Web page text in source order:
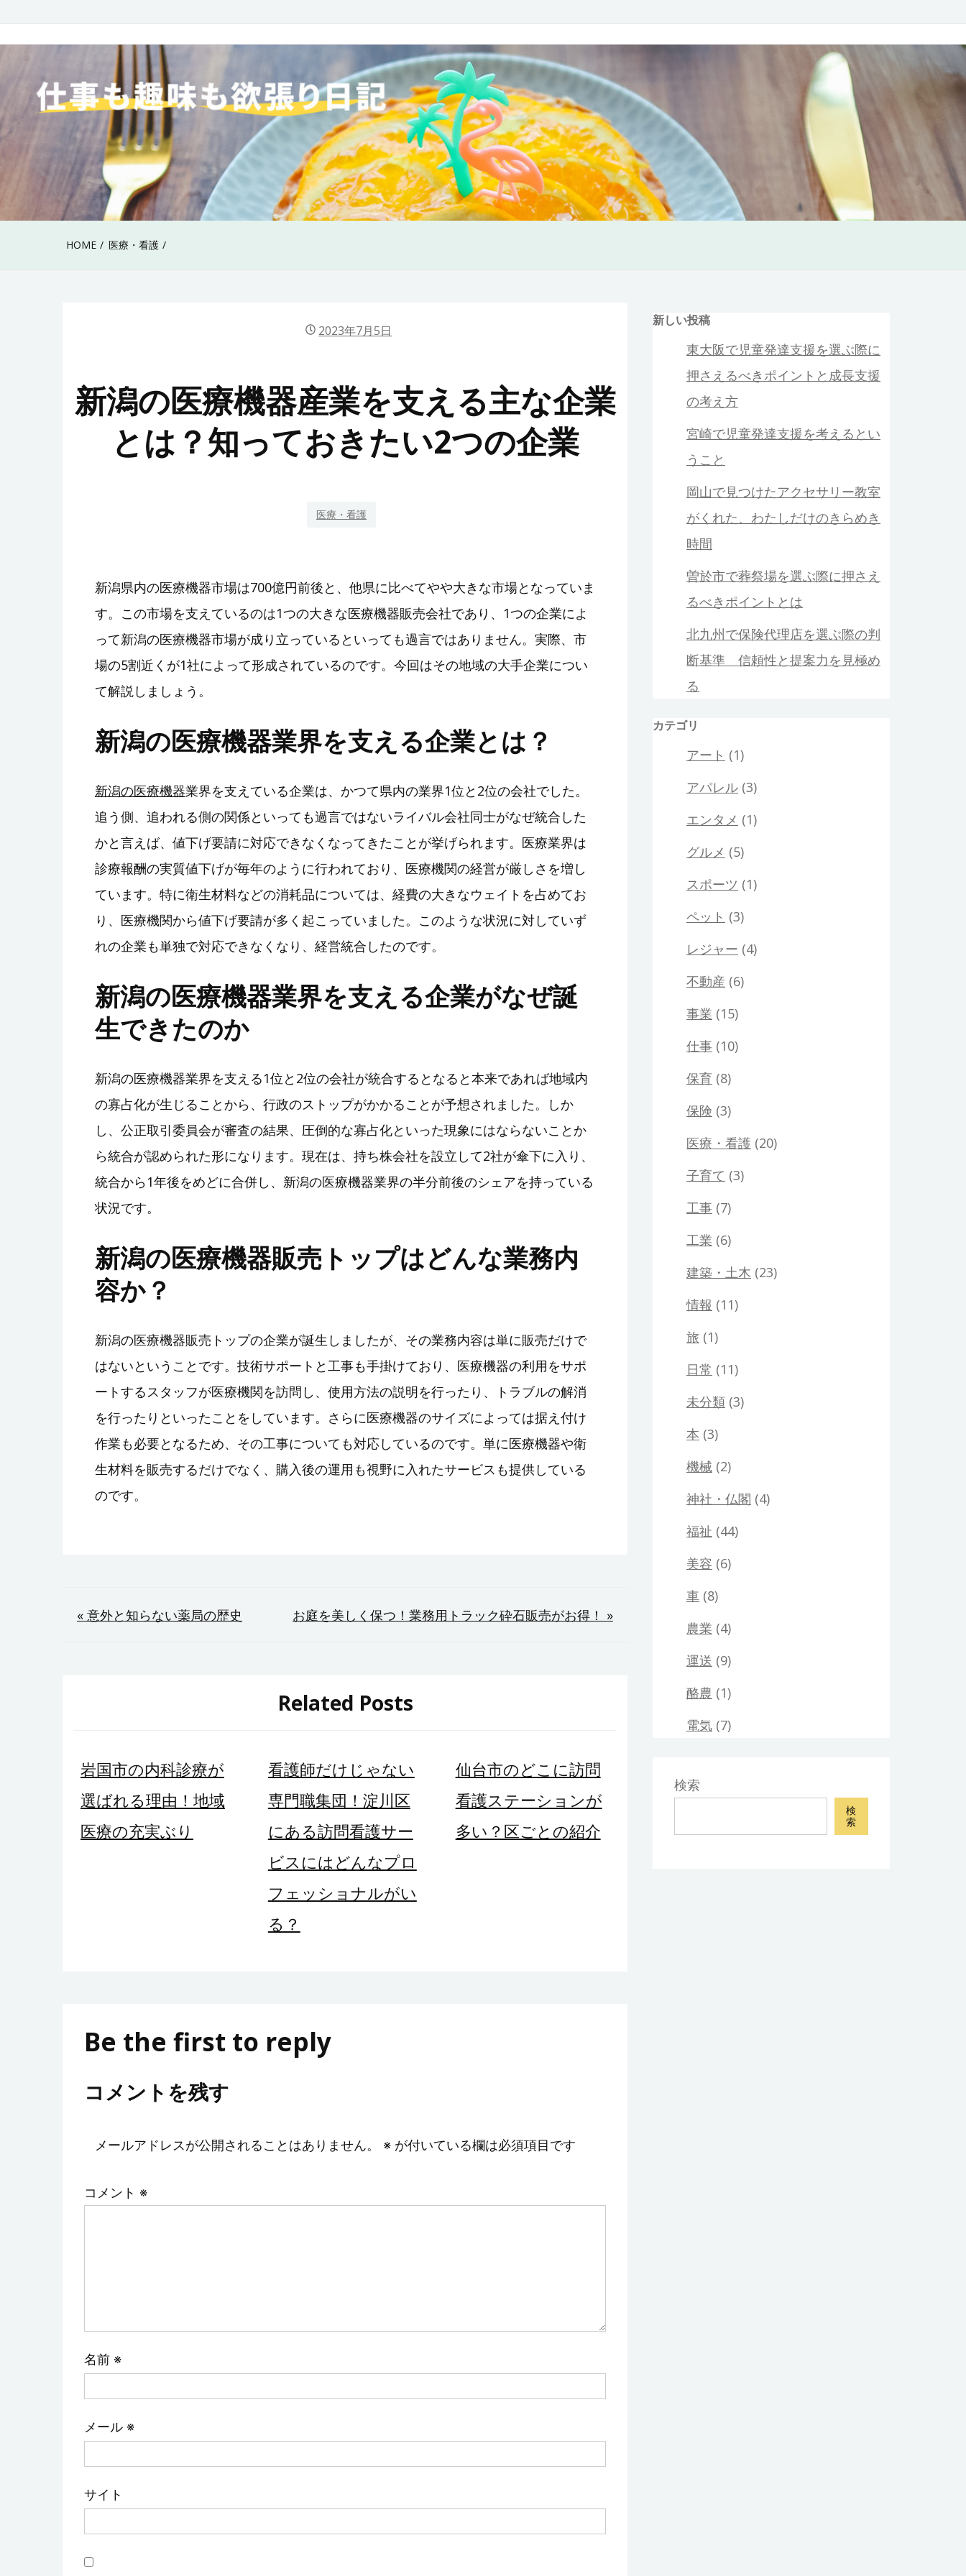
content
40代女性の仕事も趣味も欲張り日記
HOME 医療・看護
2023年7月5日
新潟の医療機器産業を支える主な企業
とは？知っておきたい2つの企業
医療・看護
新潟県内の医療機器市場は700億円前後と、他県に比べてやや大きな市場となっていま
す。この市場を支えているのは1つの大きな医療機器販売会社であり、1つの企業によ
って新潟の医療機器市場が成り立っているといっても過言ではありません。実際、市
場の5割近くが1社によって形成されているのです。今回はその地域の大手企業につい
て解説しましょう。
新潟の医療機器業界を支える企業とは？
新潟の医療機器業界を支えている企業は、かつて県内の業界1位と2位の会社でした。
追う側、追われる側の関係といっても過言ではないライバル会社同士がなぜ統合した
かと言えば、値下げ要請に対応できなくなってきたことが挙げられます。医療業界は
診療報酬の実質値下げが毎年のように行われており、医療機関の経営が厳しさを増し
ています。特に衛生材料などの消耗品については、経費の大きなウェイトを占めてお
り、医療機関から値下げ要請が多く起こっていました。このような状況に対していず
れの企業も単独で対応できなくなり、経営統合したのです。
新潟の医療機器業界を支える企業がなぜ誕
生できたのか
新潟の医療機器業界を支える1位と2位の会社が統合するとなると本来であれば地域内
の寡占化が生じることから、行政のストップがかかることが予想されました。しか
し、公正取引委員会が審査の結果、圧倒的な寡占化といった現象にはならないことか
ら統合が認められた形になります。現在は、持ち株会社を設立して2社が傘下に入り、
統合から1年後をめどに合併し、新潟の医療機器業界の半分前後のシェアを持っている
状況です。
新潟の医療機器販売トップはどんな業務内
容か？
新潟の医療機器販売トップの企業が誕生しましたが、その業務内容は単に販売だけで
はないということです。技術サポートと工事も手掛けており、医療機器の利用をサポ
ートするスタッフが医療機関を訪問し、使用方法の説明を行ったり、トラブルの解消
を行ったりといったことをしています。さらに医療機器のサイズによっては据え付け
作業も必要となるため、その工事についても対応しているのです。単に医療機器や衛
生材料を販売するだけでなく、購入後の運用も視野に入れたサービスも提供している
のです。
投
ー
シ
ョ
« 意外と知らない薬局の歴史 お庭を美しく保つ！業務用トラック砕石販売がお得！ »
Related Posts
岩国市の内科診療が
選ばれる理由！地域
医療の充実ぶり
看護師だけじゃない
専門職集団！淀川区
にある訪問看護サー
ビスにはどんなプロ
フェッショナルがい
る？
仙台市のどこに訪問
看護ステーションが
多い？区ごとの紹介
Be the first to reply
コメントを残す
メールアドレスが公開されることはありません。 ※ が付いている欄は必須項目です
コメント ※
名前 ※
メール ※
サイト
新しい投稿
東大阪で児童発達支援を選ぶ際に
押さえるべきポイントと成長支援
の考え方
宮崎で児童発達支援を考えるとい
うこと
岡山で見つけたアクセサリー教室
がくれた、わたしだけのきらめき
時間
曽於市で葬祭場を選ぶ際に押さえ
るべきポイントとは
北九州で保険代理店を選ぶ際の判
断基準 信頼性と提案力を見極め
る
カテゴリ
アート (1)
アパレル (3)
エンタメ (1)
グルメ (5)
スポーツ (1)
ペット (3)
レジャー (4)
不動産 (6)
事業 (15)
仕事 (10)
保育 (8)
保険 (3)
医療・看護 (20)
子育て (3)
工事 (7)
工業 (6)
建築・土木 (23)
情報 (11)
旅 (1)
日常 (11)
未分類 (3)
本 (3)
機械 (2)
神社・仏閣 (4)
福祉 (44)
美容 (6)
車 (8)
農業 (4)
運送 (9)
酪農 (1)
電気 (7)
検索
検
索